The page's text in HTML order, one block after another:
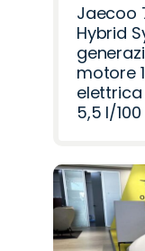
Jaecoo
Hybrid
motore
5,5 l/100